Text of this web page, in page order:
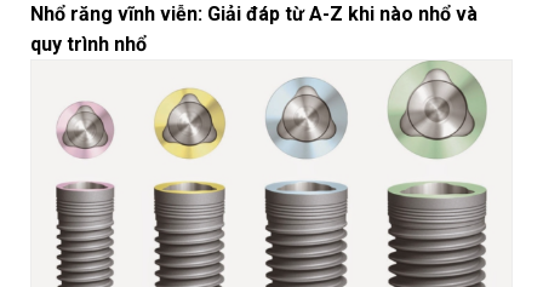
Nhổ răng vĩnh viễn: Giải đáp từ A-Z khi nào nhổ và
quy trình nhổ